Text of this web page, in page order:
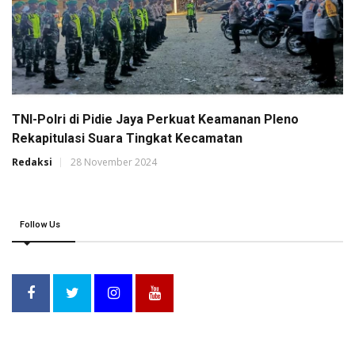
TNI-Polri di Pidie Jaya Perkuat Keamanan Pleno
Rekapitulasi Suara Tingkat Kecamatan
Redaksi 28 November 2024
Follow Us